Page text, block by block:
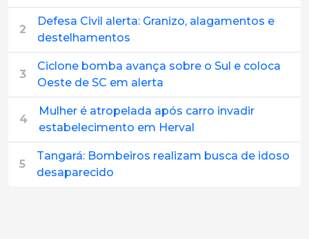
2
Defesa Civil alerta: Granizo, alagamentos e
destelhamentos
3
Ciclone bomba avança sobre o Sul e coloca
Oeste de SC em alerta
4
Mulher é atropelada após carro invadir
estabelecimento em Herval
5
Tangará: Bombeiros realizam busca de idoso
desaparecido